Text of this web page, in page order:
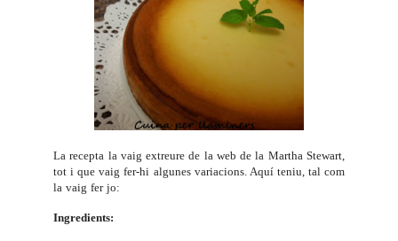
La recepta la vaig extreure de la web de la Martha Stewart
tot i que vaig fer-hi algunes variacions. Aquí teniu, tal com
la vaig fer jo:
Ingredients: